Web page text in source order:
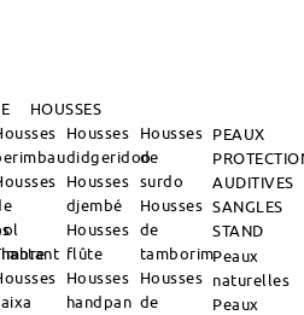
HOUSSES
Housses
didgeridoo
Housses
djembé
Housses
flûte
Housses
handpan
Housses
de
surdo
Housses
de
tamborim
Housses
de
PEAUX
AUDITIVES
SANGLES
STAND
Peaux
naturelles
Peaux